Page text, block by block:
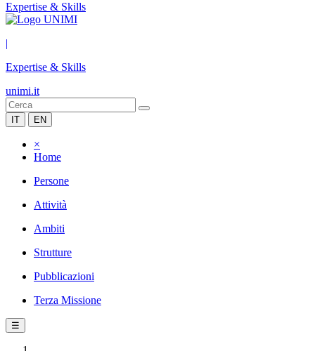
Expertise & Skills
|
Expertise & Skills
unimi.it
IT EN
×
Home
Persone
Attività
Ambiti
Strutture
Pubblicazioni
Terza Missione
☰